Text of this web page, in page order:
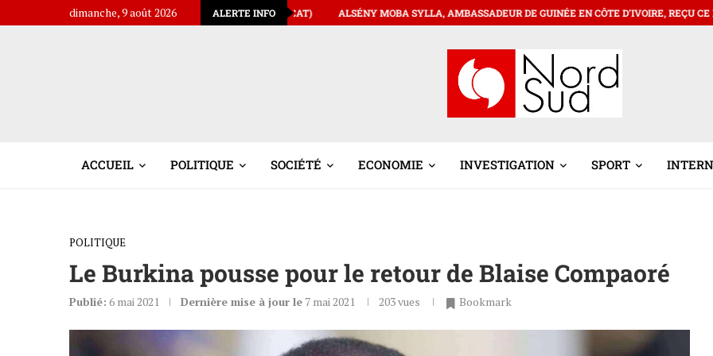
dimanche, 9 août 2026 ALERTE INFO
CE LUNDI 20 JUILLET 2026 (AVOCAT) ALSÉNY MOBA SYLLA, AMBASSADEUR DE GUINÉE EN CÔTE D’IVOIRE, REÇU CE MARDI 16 JUIN
ACCUEIL POLITIQUE SOCIÉTÉ ECONOMIE INVESTIGATION SPORT
POLITIQUE
Le Burkina pousse pour le retour de Blaise Compaoré
Publié: 6 mai 2021 Dernière mise à jour le 7 mai 2021 203vues Bookmark